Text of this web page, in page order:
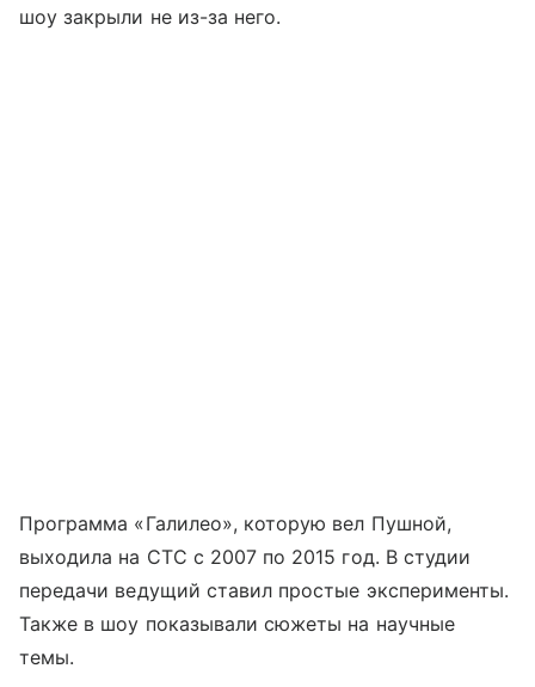
шоу закрыли не из-за него.
Программа «Галилео», которую вел Пушной,
выходила на СТС с 2007 по 2015 год. В студии
передачи ведущий ставил простые эксперименты.
Также в шоу показывали сюжеты на научные
темы.